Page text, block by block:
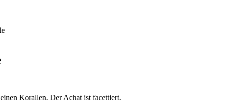
Korallen. Der Achat ist facettiert.